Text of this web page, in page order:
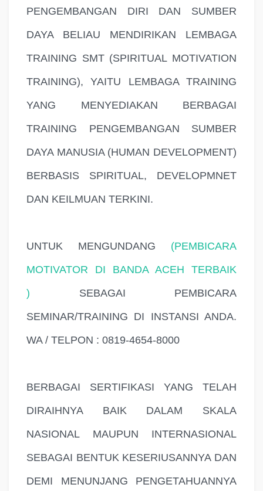
PENGEMBANGAN DIRI DAN SUMBER
DAYA BELIAU MENDIRIKAN LEMBAGA
TRAINING SMT (SPIRITUAL MOTIVATION
TRAINING), YAITU LEMBAGA TRAINING
YANG MENYEDIAKAN BERBAGAI
TRAINING PENGEMBANGAN SUMBER
DAYA MANUSIA (HUMAN DEVELOPMENT)
BERBASIS SPIRITUAL, DEVELOPMNET
DAN KEILMUAN TERKINI.
UNTUK MENGUNDANG (PEMBICARA
MOTIVATOR DI BANDA ACEH TERBAIK
) SEBAGAI PEMBICARA
SEMINAR/TRAINING DI INSTANSI ANDA.
WA / TELPON : 0819-4654-8000
BERBAGAI SERTIFIKASI YANG TELAH
DIRAIHNYA BAIK DALAM SKALA
NASIONAL MAUPUN INTERNASIONAL
SEBAGAI BENTUK KESERIUSANNYA DAN
DEMI MENUNJANG PENGETAHUANNYA